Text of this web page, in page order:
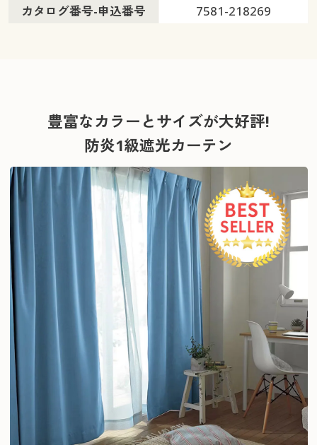
カタログ番号-申込番号 7581-218269
豊富なカラーとサイズが大好評!
防炎1級遮光カーテン